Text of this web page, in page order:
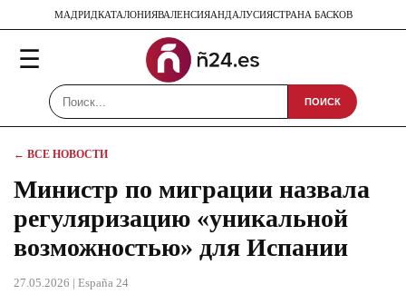
МАДРИДКАТАЛОНИЯВАЛЕНСИЯАНДАЛУСИЯСТРАНА БАСКОВ
☰
ПОИСК
← ВСЕ НОВОСТИ
Министр по миграции назвала
регуляризацию «уникальной
возможностью» для Испании
27.05.2026 | España 24